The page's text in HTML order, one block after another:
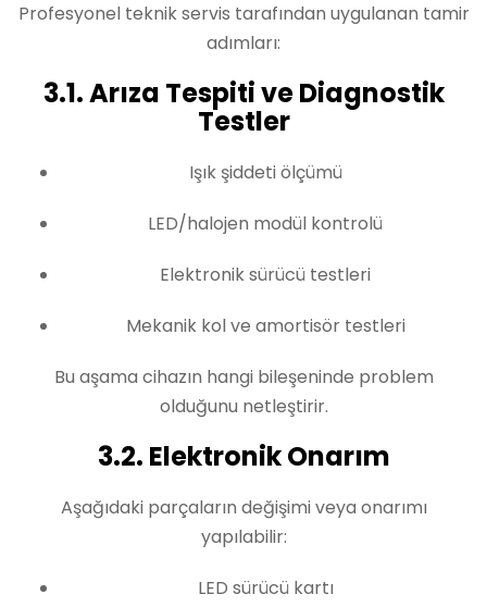
Profesyonel teknik servis tarafından uygulanan tamir
adımları:
3.1. Arıza Tespiti ve Diagnostik
Testler
Işık şiddeti ölçümü
LED/halojen modül kontrolü
Elektronik sürücü testleri
Mekanik kol ve amortisör testleri
Bu aşama cihazın hangi bileşeninde problem
olduğunu netleştirir.
3.2. Elektronik Onarım
Aşağıdaki parçaların değişimi veya onarımı
yapılabilir:
LED sürücü kartı